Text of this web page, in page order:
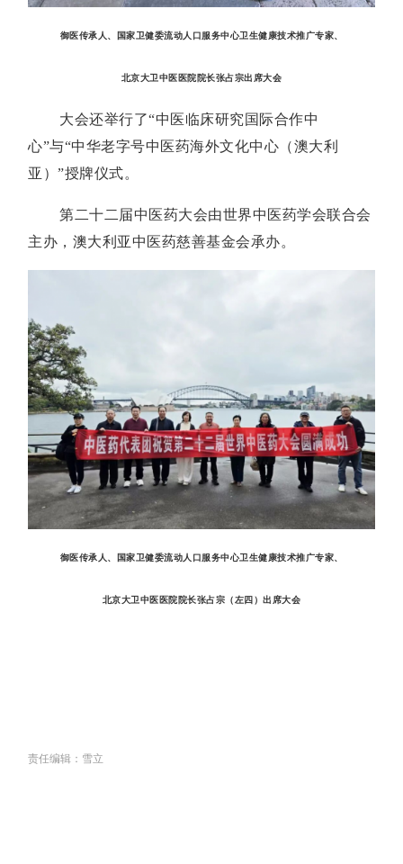
御医传承人、国家卫健委流动人口服务中心卫生健康技术推广专家、
北京大卫中医医院院长张占宗出席大会
大会还举行了“中医临床研究国际合作中
心”与“中华老字号中医药海外文化中心（澳大利
亚）”授牌仪式。
第二十二届中医药大会由世界中医药学会联合会
主办，澳大利亚中医药慈善基金会承办。
御医传承人、国家卫健委流动人口服务中心卫生健康技术推广专家、
北京大卫中医医院院长张占宗（左四）出席大会
责任编辑：雪立